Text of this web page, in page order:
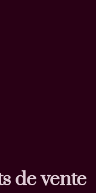
de vente